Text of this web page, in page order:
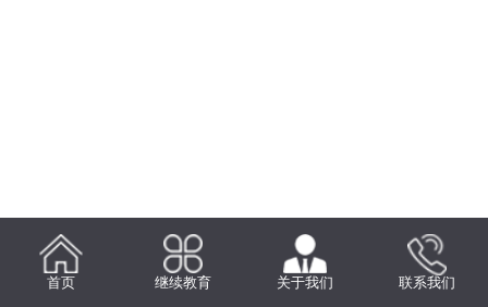
首页 继续教育 关于我们 联系我们